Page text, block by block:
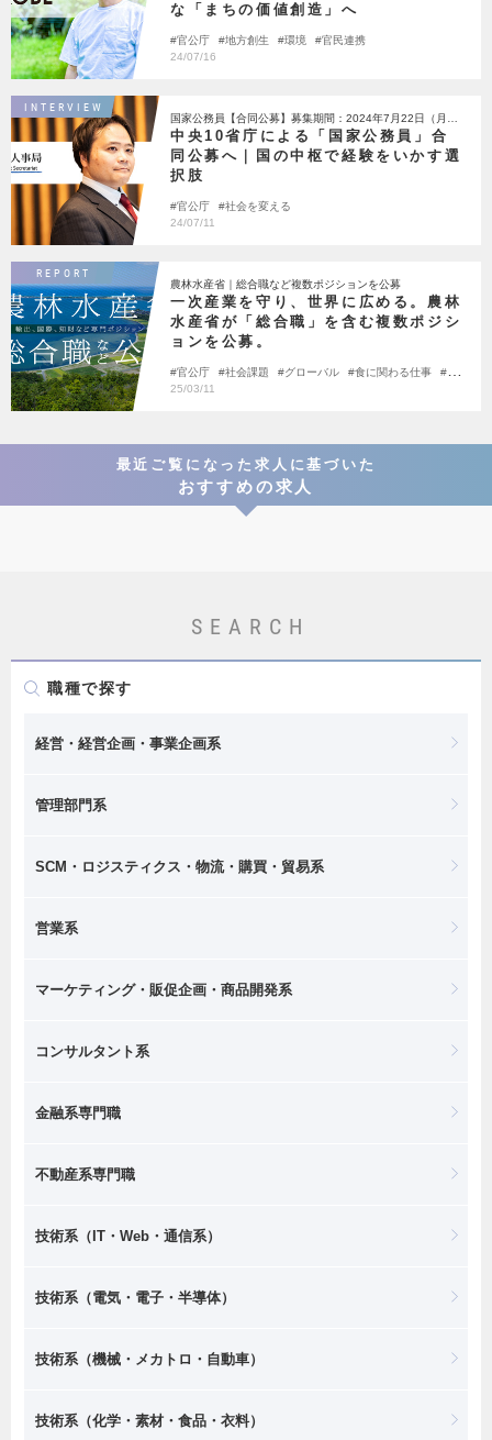
な「まちの価値創造」へ
官公庁 地方創生 環境
官民連携
24/07/16
INTERVIEW
国家公務員【合同公募】募集期間：2024年7月22日（月）
～8月13日（火）
中央10省庁による「国家公務員」合
同公募へ｜国の中枢で経験をいかす選
択肢
官公庁
社会を変える
24/07/11
REPORT
農林水産省｜総合職など複数ポジションを公募
一次産業を守り、世界に広める。農林
水産省が「総合職」を含む複数ポジシ
ョンを公募。
官公庁 社会課題 グローバル 食に関わる仕事
社
会を変える
25/03/11
最近ご覧になった求人に基づいた
おすすめの求人
SEARCH
職種で探す
経営・経営企画・事業企画系
管理部門系
SCM・ロジスティクス・物流・購買・貿易系
営業系
マーケティング・販促企画・商品開発系
コンサルタント系
金融系専門職
不動産系専門職
技術系（IT・Web・通信系）
技術系（電気・電子・半導体）
技術系（機械・メカトロ・自動車）
技術系（化学・素材・食品・衣料）